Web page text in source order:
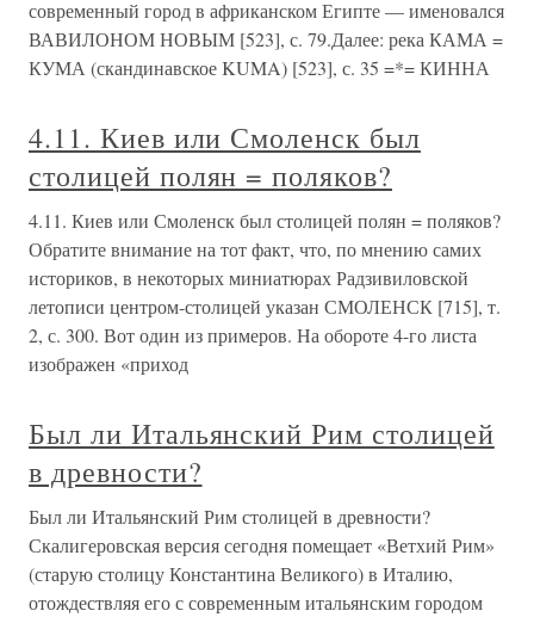
современный город в африканском Египте — именовался
ВАВИЛОНОМ НОВЫМ [523], с. 79.Далее: река КАМА =
КУМА (скандинавское KUMA) [523], с. 35 =*= КИННА
4.11. Киев или Смоленск был
столицей полян = поляков?
4.11. Киев или Смоленск был столицей полян = поляков?
Обратите внимание на тот факт, что, по мнению самих
историков, в некоторых миниатюрах Радзивиловской
летописи центром-столицей указан СМОЛЕНСК [715], т.
2, с. 300. Вот один из примеров. На обороте 4-го листа
изображен «приход
Был ли Итальянский Рим столицей
в древности?
Был ли Итальянский Рим столицей в древности?
Скалигеровская версия сегодня помещает «Ветхий Рим»
(старую столицу Константина Великого) в Италию,
отождествляя его с современным итальянским городом